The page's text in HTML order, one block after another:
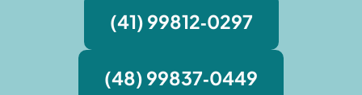
(41) 99812‑0297
(48) 99837‑0449